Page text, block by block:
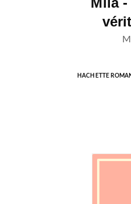
HACHETTE